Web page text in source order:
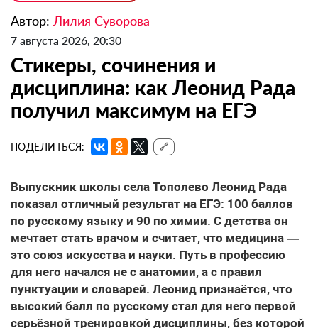
Автор: Лилия Суворова
7 августа 2026, 20:30
Стикеры, сочинения и
дисциплина: как Леонид Рада
получил максимум на ЕГЭ
ПОДЕЛИТЬСЯ: 🔗
Выпускник школы села Тополево Леонид Рада
показал отличный результат на ЕГЭ: 100 баллов
по русскому языку и 90 по химии. С детства он
мечтает стать врачом и считает, что медицина —
это союз искусства и науки. Путь в профессию
для него начался не с анатомии, а с правил
пунктуации и словарей. Леонид признаётся, что
высокий балл по русскому стал для него первой
серьёзной тренировкой дисциплины, без которой